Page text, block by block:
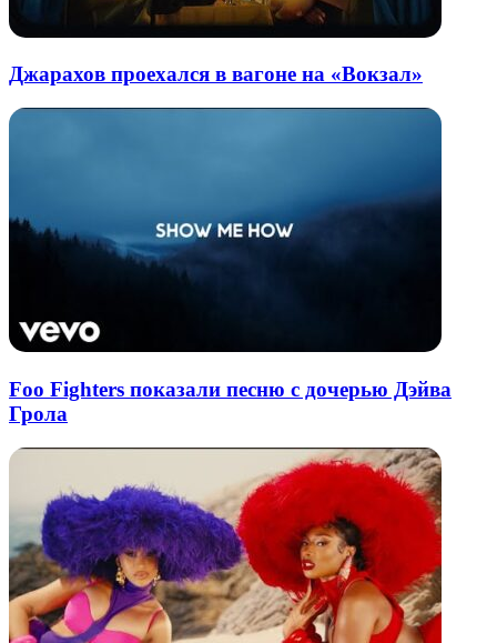
Джарахов проехался в вагоне на «Вокзал»
Foo Fighters показали песню с дочерью Дэйва
Грола